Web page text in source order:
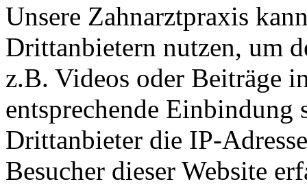
Unsere Zahnarztpraxis
Drittanbietern nutzen, um
z.B. Videos oder Beiträge
entsprechende Einbindung
Drittanbieter die IP-
Besucher dieser Website